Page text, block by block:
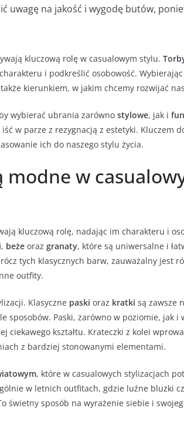
uwagę na jakość i wygodę butów,
kluczową rolę w casualowym stylu.
i podkreślić osobowość. Wybierając
kierunkiem, w jakim chcemy rozwijać
wybierać ubrania zarówno stylowe, jak i
w parze z rezygnacją z estetyki. Kluczem
ich do naszego stylu życia.
modne w
kluczową rolę, nadając im charakteru i
, beże oraz granaty, które są uniwersalne i
tych klasycznych barw, zauważalny jest
outfity.
Klasyczne paski oraz kratki są zawsze
sposobów. Paski, zarówno w poziomie, jak i
ciekawego kształtu. Krateczki z kolei
z bardziej stonowanymi elementami.
, które w casualowych stylizacjach
w letnich outfitach, gdzie luźne bluzki
świetny sposób na wyrażenie siebie i